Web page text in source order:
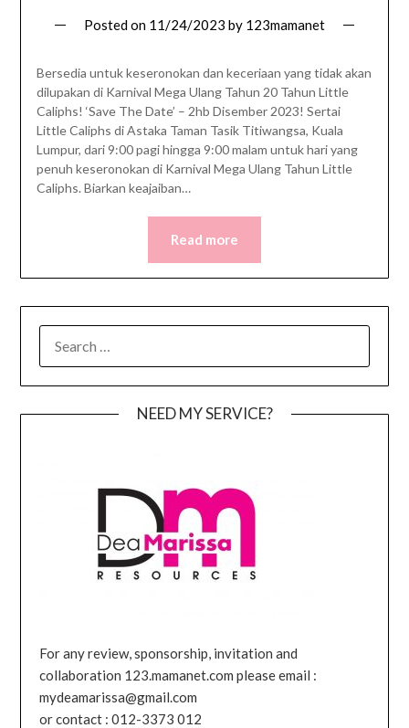
Posted on 11/24/2023 by 123mamanet
Bersedia untuk keseronokan dan keceriaan yang tidak akan
dilupakan di Karnival Mega Ulang Tahun 20 Tahun Little
Caliphs! ‘Save The Date’ – 2hb Disember 2023! Sertai
Little Caliphs di Astaka Taman Tasik Titiwangsa, Kuala
Lumpur, dari 9:00 pagi hingga 9:00 malam untuk hari yang
penuh keseronokan di Karnival Mega Ulang Tahun Little
Caliphs. Biarkan keajaiban…
Read more
FOR:
NEED MY SERVICE?
For any review, sponsorship, invitation and
collaboration 123.mamanet.com please email :
mydeamarissa@gmail.com
or contact : 012-3373 012